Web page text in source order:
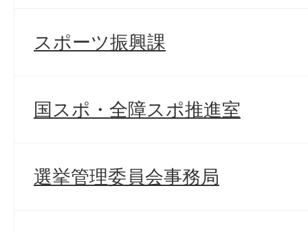
スポーツ振興課
国スポ・全障スポ推進室
選挙管理委員会事務局